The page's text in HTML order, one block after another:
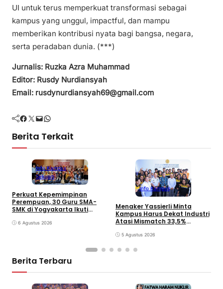
UI untuk terus memperkuat transformasi sebagai
kampus yang unggul, impactful, dan mampu
memberikan kontribusi nyata bagi bangsa, negara,
serta peradaban dunia. (***)
Jurnalis: Ruzka Azra Muhammad
Editor: Rusdy Nurdiansyah
Email: rusdynurdiansyah69@gmail.com
Facebook Twitter Mail WhatsApp
Berita Terkait
Info Kampus
Sekolah
Perkuat Kepemimpinan
Perempuan, 30 Guru SMA-
SMK di Yogyakarta Ikuti
6 Agustus 2026
Info Kampus
Menaker Yassierli Minta
Kampus Harus Dekat Industri
Atasi Mismatch 33,5%
5 Agustus 2026
Berita Terbaru